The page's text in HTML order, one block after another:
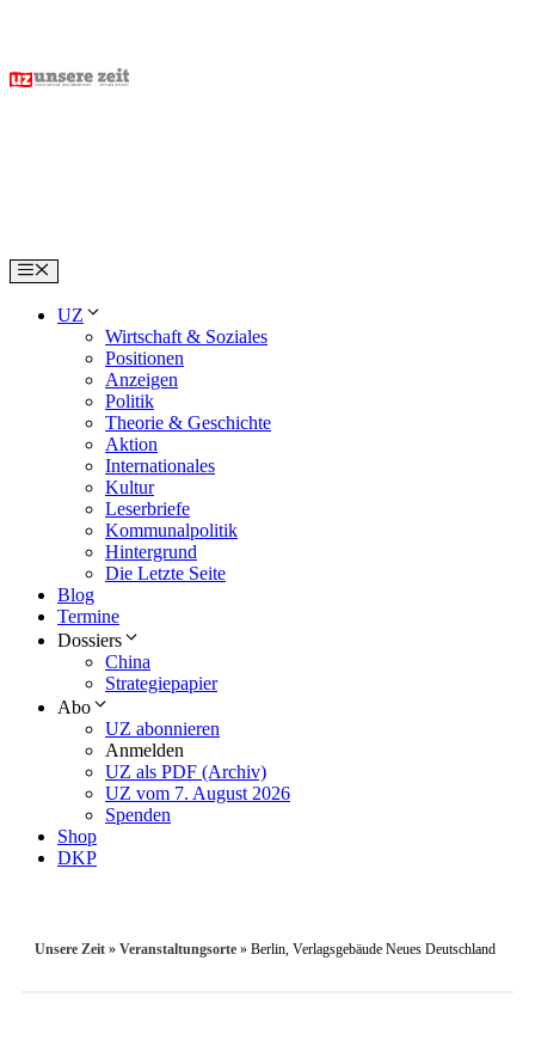
content
Menu
UZ
Wirtschaft & Soziales
Positionen
Anzeigen
Politik
Theorie & Geschichte
Aktion
Internationales
Kultur
Leserbriefe
Kommunalpolitik
Hintergrund
Die Letzte Seite
Blog
Termine
Dossiers
China
Strategiepapier
Abo
UZ abonnieren
Anmelden
UZ als PDF (Archiv)
UZ vom 7. August 2026
Spenden
Shop
DKP
Unsere Zeit » Veranstaltungsorte » Berlin, Verlagsgebäude Neues Deutschland